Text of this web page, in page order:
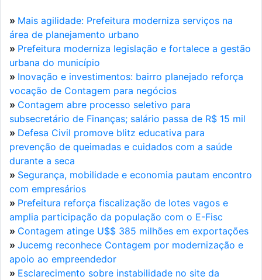
» Mais agilidade: Prefeitura moderniza serviços na
área de planejamento urbano
» Prefeitura moderniza legislação e fortalece a gestão
urbana do município
» Inovação e investimentos: bairro planejado reforça
vocação de Contagem para negócios
» Contagem abre processo seletivo para
subsecretário de Finanças; salário passa de R$ 15 mil
» Defesa Civil promove blitz educativa para
prevenção de queimadas e cuidados com a saúde
durante a seca
» Segurança, mobilidade e economia pautam encontro
com empresários
» Prefeitura reforça fiscalização de lotes vagos e
amplia participação da população com o E-Fisc
» Contagem atinge U$$ 385 milhões em exportações
» Jucemg reconhece Contagem por modernização e
apoio ao empreendedor
» Esclarecimento sobre instabilidade no site da